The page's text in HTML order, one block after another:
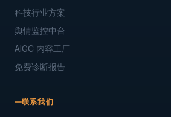
科技行业方案
舆情监控中台
AIGC 内容工厂
免费诊断报告
联系我们